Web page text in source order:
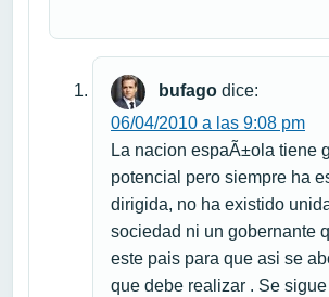
bufago dice:
06/04/2010 a las 9:08 pm
La nacion espaÃ±ola tiene
potencial pero siempre ha
dirigida, no ha existido
sociedad ni un gobernante
este pais para que asi se
que debe realizar . Se